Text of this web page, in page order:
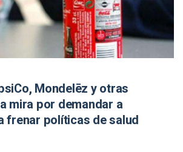
Mondelēz y otras
mira por demandar a
frenar políticas de salud